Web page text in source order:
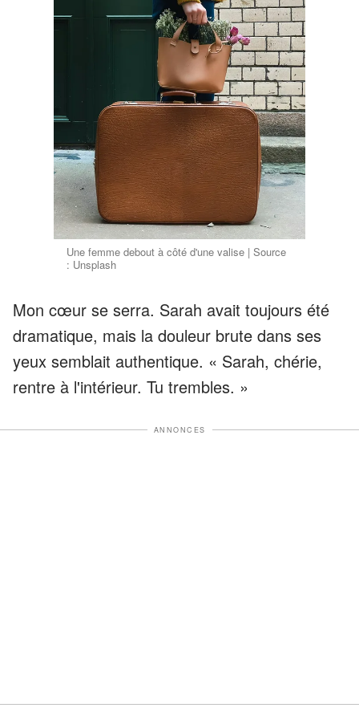
Une femme debout à côté d'une valise | Source
: Unsplash
Mon cœur se serra. Sarah avait toujours été
dramatique, mais la douleur brute dans ses
yeux semblait authentique. « Sarah, chérie,
rentre à l'intérieur. Tu trembles. »
ANNONCES